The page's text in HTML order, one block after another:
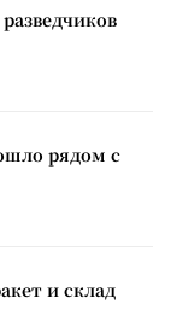
рядом с
и склад